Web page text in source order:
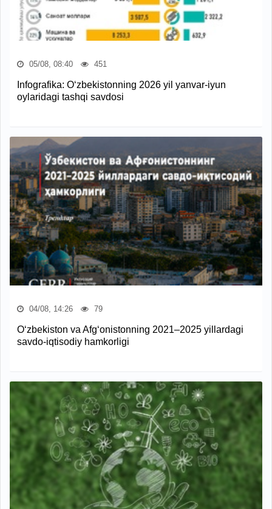
05/08, 08:40 451
Infografika: O‘zbekistonning 2026 yil yanvar-iyun
oylaridagi tashqi savdosi
04/08, 14:26 79
O‘zbekiston va Afg‘onistonning 2021–2025 yillardagi
savdo-iqtisodiy hamkorligi